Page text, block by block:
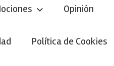
Opinión
Política de Cookies